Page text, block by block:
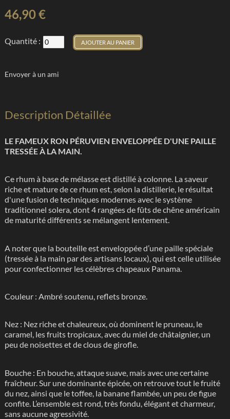
46,90 €
Quantité : AJOUTER AU PANIER
Envoyer à un ami
Description Détaillée
LE FAMEUX RON PÉRUVIEN ENVELOPPÉE D'UNE PAILLE
TRESSÉEÀ LA MAIN.
Ce rhum à base de mélasse est distillé à colonne. La saveur
riche et mature de ce rhum est, selon la distillerie, le résultat
d'une fusion de techniques modernes avec le système
traditionnel solera, dont 4 rangées de fûts de chêne américain
de maturité différents se mélangent lentement.
A noter que la bouteille est enveloppée d’une paille spéciale
(tressée à la main par des artisans locaux), qui est celle utilisée
pour confectionner les célèbres chapeaux Panama.
Couleur :Ambré soutenu, reflets bronze.
Nez : Nez riche et chaleureux, où dominent le pruneau, le
caramel, les fruits tropicaux, avec du miel de châtaignier, un
peu de noisettes et de clous de girofle.
Bouche : En bouche, attaque suave, mais avec une certaine
fraîcheur. Sur une dominante épicée, on retrouve tout le fruité
du nez, ainsi que le toffee, la banane flambée, un peu de figue
confite. L’ensemble est rond, très fondu, élégant et charmeur,
sans aucune agressivité.